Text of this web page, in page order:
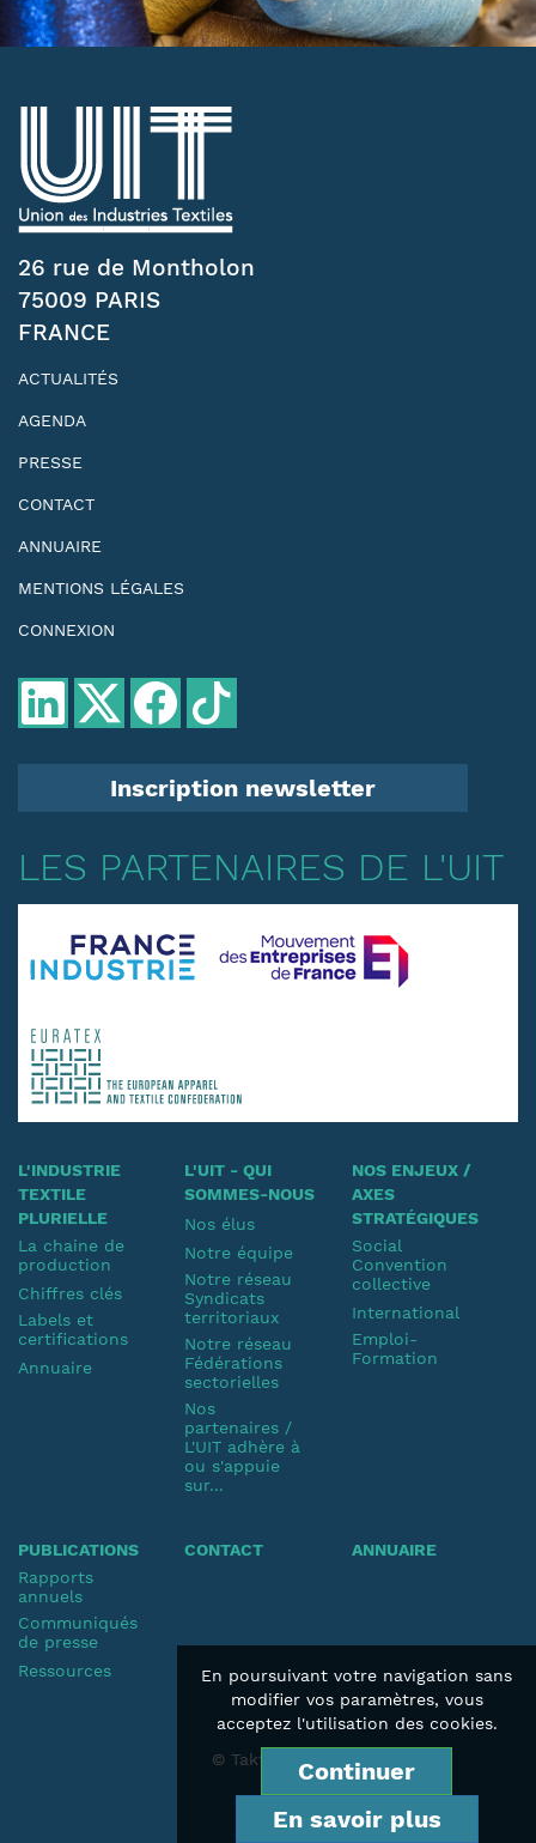
26 rue de Montholon
75009 PARIS
FRANCE
ACTUALITÉS
AGENDA
PRESSE
CONTACT
ANNUAIRE
MENTIONS LÉGALES
CONNEXION
Inscription newsletter
LES PARTENAIRES DE L'UIT
L'INDUSTRIE
TEXTILE
PLURIELLE
La chaine de
production
Chiffres clés
Labels et
certifications
Annuaire
L'UIT - QUI
SOMMES-NOUS
Nos élus
Notre équipe
Notre réseau
Syndicats
territoriaux
Notre réseau
Fédérations
sectorielles
Nos
partenaires /
L'UIT adhère à
ou s'appuie
sur...
NOS ENJEUX /
AXES
STRATÉGIQUES
Social
Convention
collective
International
Emploi-
Formation
PUBLICATIONS
Rapports
annuels
Communiqués
de presse
Ressources
CONTACT ANNUAIRE
© Taktik 2019
En poursuivant votre navigation sans
modifier vos paramètres, vous
acceptez l'utilisation des cookies.
Continuer
En savoir plus